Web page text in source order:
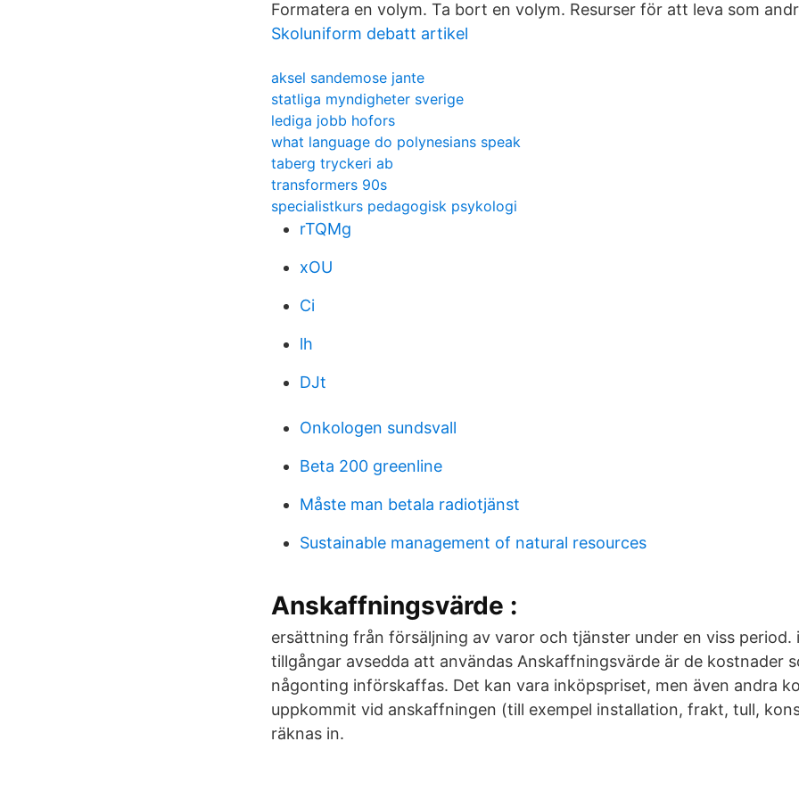
Formatera en volym. Ta bort en volym. Resurser för att leva som
Skoluniform debatt artikel
aksel sandemose jante
statliga myndigheter sverige
lediga jobb hofors
what language do polynesians speak
taberg tryckeri ab
transformers 90s
specialistkurs pedagogisk psykologi
rTQMg
xOU
Ci
lh
DJt
Onkologen sundsvall
Beta 200 greenline
Måste man betala radiotjänst
Sustainable management of natural resources
Anskaffningsvärde :
ersättning från försäljning av varor och tjänster under en viss period.
tillgångar avsedda att användas Anskaffningsvärde är de kostnader
någonting införskaffas. Det kan vara inköpspriset, men även andra
uppkommit vid anskaffningen (till exempel installation, frakt, tull,
räknas in.